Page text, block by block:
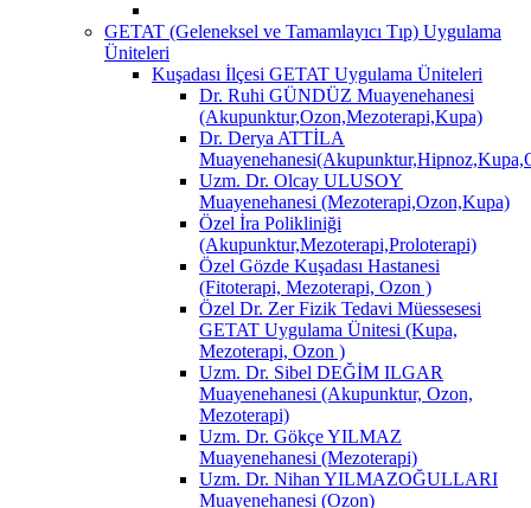
GETAT (Geleneksel ve Tamamlayıcı Tıp) Uygulama
Üniteleri
Kuşadası İlçesi GETAT Uygulama Üniteleri
Dr. Ruhi GÜNDÜZ Muayenehanesi
(Akupunktur,Ozon,Mezoterapi,Kupa)
Dr. Derya ATTİLA
Uzm. Dr. Olcay ULUSOY
Muayenehanesi (Mezoterapi,Ozon,Kupa)
Özel İra Polikliniği
(Akupunktur,Mezoterapi,Proloterapi)
Özel Gözde Kuşadası Hastanesi
(Fitoterapi, Mezoterapi, Ozon )
Özel Dr. Zer Fizik Tedavi Müessesesi
GETAT Uygulama Ünitesi (Kupa,
Mezoterapi, Ozon )
Uzm. Dr. Sibel DEĞİM ILGAR
Muayenehanesi (Akupunktur, Ozon,
Mezoterapi)
Uzm. Dr. Gökçe YILMAZ
Muayenehanesi (Mezoterapi)
Uzm. Dr. Nihan YILMAZOĞULLARI
Muayenehanesi (Ozon)